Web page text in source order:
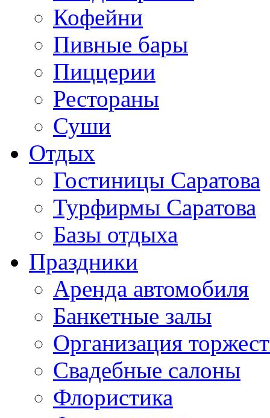
Кофейни
Пивные бары
Пиццерии
Рестораны
Суши
Отдых
Гостиницы Саратова
Турфирмы Саратова
Базы отдыха
Праздники
Аренда автомобиля
Банкетные залы
Организация
Свадебные салоны
Флористика